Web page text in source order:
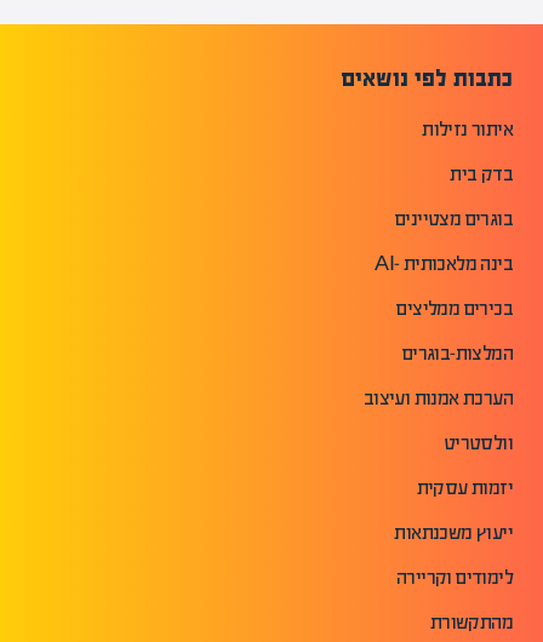
כתבות לפי נושאים
איתור נזילות
בדק בית
בוגרים מצטיינים
בינה מלאכותית -AI
בכירים ממליצים
המלצות-בוגרים
הערכת אמנות ועיצוב
וולסטריט
יזמות עסקית
ייעוץ משכנתאות
לימודים וקריירה
מהתקשורת